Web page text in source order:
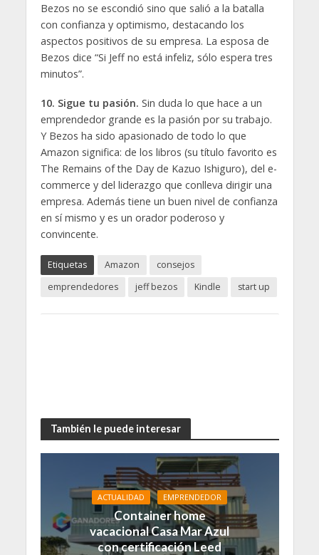
Bezos no se escondió sino que salió a la batalla
con confianza y optimismo, destacando los
aspectos positivos de su empresa. La esposa de
Bezos dice “Si Jeff no está infeliz, sólo espera tres
minutos”.
10. Sigue tu pasión. Sin duda lo que hace a un
emprendedor grande es la pasión por su trabajo.
Y Bezos ha sido apasionado de todo lo que
Amazon significa: de los libros (su título favorito es
The Remains of the Day de Kazuo Ishiguro), del e-
commerce y del liderazgo que conlleva dirigir una
empresa. Además tiene un buen nivel de confianza
en sí mismo y es un orador poderoso y
convincente.
Etiquetas Amazon
consejos
emprendedores
jeff bezos Kindle start up
También le puede interesar
ACTUALIDAD EMPRENDEDOR
Container home
vacacional Casa Mar Azul
con certificación Leed